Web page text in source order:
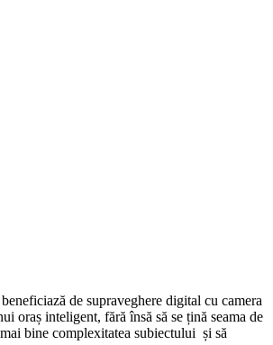
de supraveghere digital cu camera
oraș inteligent, fără însă să se țină seama de
bine complexitatea subiectului și să